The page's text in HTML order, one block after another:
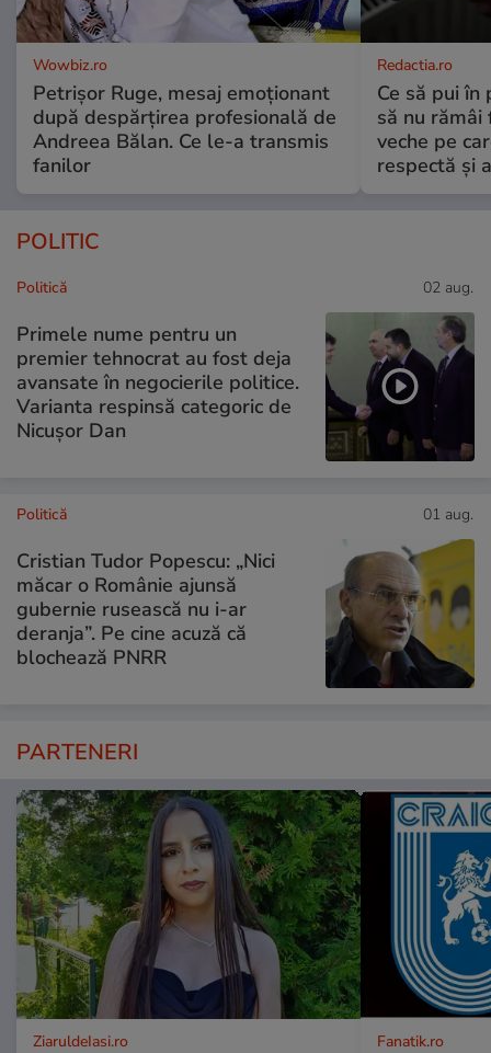
Wowbiz.ro
Petrișor Ruge, mesaj emoționant
după despărțirea profesională de
Andreea Bălan. Ce le-a transmis
fanilor
Redactia.ro
Ce să pui
să nu rămâi
veche pe
respectă și
POLITIC
Politică 02 aug.
Primele nume pentru un
premier tehnocrat au fost deja
avansate în negocierile politice.
Varianta respinsă categoric de
Nicușor Dan
Politică 01 aug.
Cristian Tudor Popescu: „Nici
măcar o Românie ajunsă
gubernie rusească nu i-ar
deranja”. Pe cine acuză că
blochează PNRR
PARTENERI
ZiaruldeIasi.ro Fanatik.ro